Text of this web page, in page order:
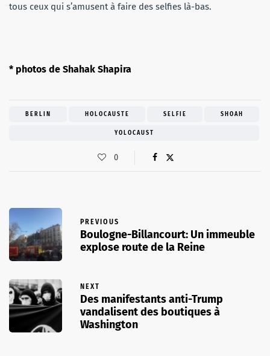
tous ceux qui s’amusent à faire des selfies là-bas.
* photos de Shahak Shapira
BERLIN HOLOCAUSTE SELFIE SHOAH
YOLOCAUST
0
PREVIOUS
Boulogne-Billancourt: Un immeuble
explose route de la Reine
NEXT
Des manifestants anti-Trump
vandalisent des boutiques à
Washington